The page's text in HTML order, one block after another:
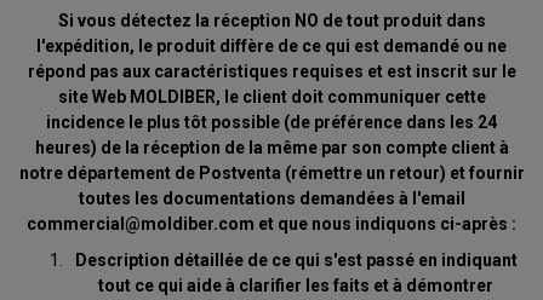
Si vous détectez la réception NO de tout produit dans
l'expédition, le produit diffère de ce qui est demandé ou ne
répond pas aux caractéristiques requises et est inscrit sur le
site Web MOLDIBER, le client doit communiquer cette
incidence le plus tôt possible (de préférence dans les 24
heures) de la réception de la même par son compte client à
notre département de Postventa (rémettre un retour) et fournir
toutes les documentations demandées à l'email
commercial@moldiber.com et que nous indiquons ci-après :
Description détaillée de ce qui s'est passé en indiquant
tout ce qui aide à clarifier les faits et à démontrer